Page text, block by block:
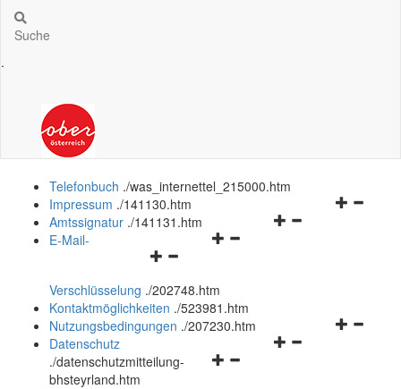
Suche
.
Telefonbuch ./was_internettel_215000.htm
Navigationsmenü
Impressum ./141130.htm
Navigationsmenü
schließen
Amtssignatur ./141131.htm
Navigationsmenü
und
schließen
E-Mail-
Verschlüsselung ./202748.htm
Kontaktmöglichkeiten ./523981.htm
Navigationsmenü
Nutzungsbedingungen ./207230.htm
Navigationsmenü
Datenschutz
./datenschutzmitteilung-
bhsteyrland.htm